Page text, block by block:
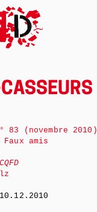
83 (novembre 2010)
Faux amis
CQFD
10.12.2010